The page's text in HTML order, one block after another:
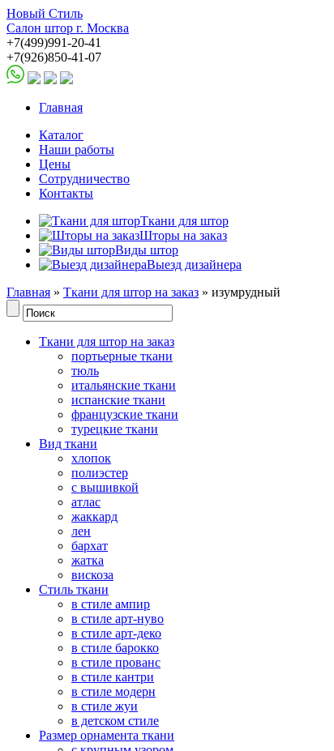
Новый Стиль
Салон штор г. Москва
+7(499)991-20-41
+7(926)850-41-07
Главная
Каталог
Наши работы
Цены
Сотрудничество
Контакты
Ткани для штор
Шторы на заказ
Виды штор
Выезд дизайнера
Главная » Ткани для штор на заказ » изумрудный
Ткани для штор на заказ
портьерные ткани
тюль
итальянские ткани
испанские ткани
французские ткани
турецкие ткани
Вид ткани
хлопок
полиэстер
с вышивкой
атлас
жаккард
лен
бархат
жатка
вискоза
Стиль ткани
в стиле ампир
в стиле арт-нуво
в стиле арт-деко
в стиле барокко
в стиле прованс
в стиле кантри
в стиле модерн
в стиле жуи
в детском стиле
Размер орнамента ткани